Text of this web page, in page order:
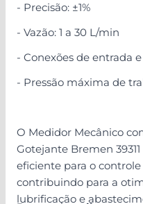
- Precisão: ±1%
- Vazão: 1 a 30 L/min
- Conexões de entrada e
- Pressão máxima de
O Medidor Mecânico
Gotejante Bremen
eficiente para o
contribuindo para a
lubrificação e